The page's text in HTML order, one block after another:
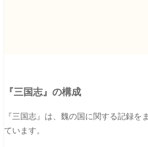
『三国志』の構成
『三国志』は、魏の国に関する記録
ています。